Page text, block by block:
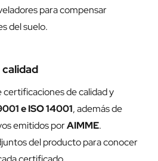
para compensar
del suelo.
de calidad y
e ISO 14001, además de
emitidos porAIMME.
del producto para conocer